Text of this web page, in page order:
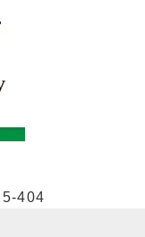
404